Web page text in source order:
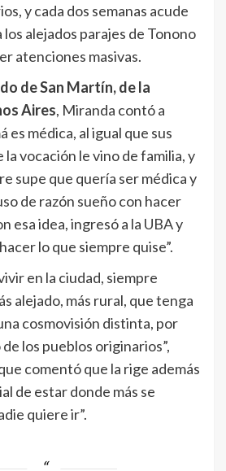
y cada dos semanas acude
alejados parajes de Tonono
atenciones masivas.
de San Martín, de la
Aires, Miranda contó a
es médica, al igual que sus
la vocación le vino de familia, y
supe que quería ser médica y
de razón sueño con hacer
esa idea, ingresó a la UBA y
lo que siempre quise”.
en la ciudad, siempre
alejado, más rural, que tenga
cosmovisión distinta, por
los pueblos originarios”,
comentó que la rige además
de estar donde más se
quiere ir”.